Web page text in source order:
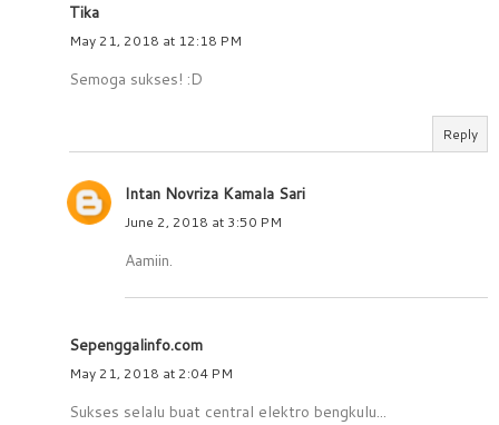
Tika
May 21, 2018 at 12:18 PM
Semoga sukses! :D
Reply
Intan Novriza Kamala Sari
June 2, 2018 at 3:50 PM
Aamiin.
Sepenggalinfo.com
May 21, 2018 at 2:04 PM
Sukses selalu buat central elektro bengkulu...